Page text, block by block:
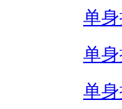
单
单
单